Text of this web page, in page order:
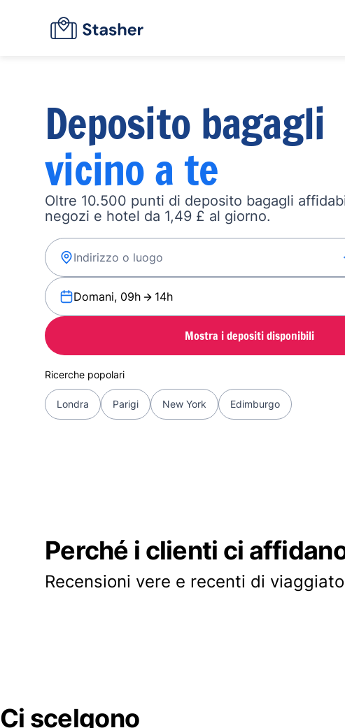
Deposito bagagli
vicino a te
Oltre 10.500 punti di deposito bagagli
negozi e hotel da 1,49 £ al giorno.
Domani, 09h 14h
Mostra i depositi disponibili
Ricerche popolari
Londra Parigi New York Edimburgo
Perché i clienti ci
Recensioni vere e recenti di
Ci scelgono